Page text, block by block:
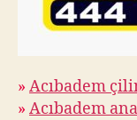
» Acıbadem
» Acıbadem